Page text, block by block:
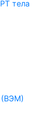
тела
(ВЭМ)